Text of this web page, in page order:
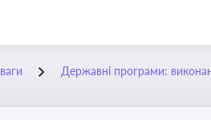
Державні програми: